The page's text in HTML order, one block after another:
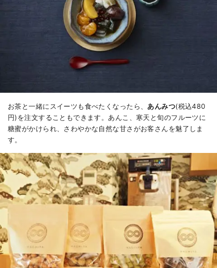
お茶と一緒にスイーツも食べたくなったら、 あんみつ(税込480
円)を注文することもできます。あんこ、寒天と旬のフルーツに
糖蜜がかけられ、さわやかな自然な甘さがお客さんを魅了しま
す。